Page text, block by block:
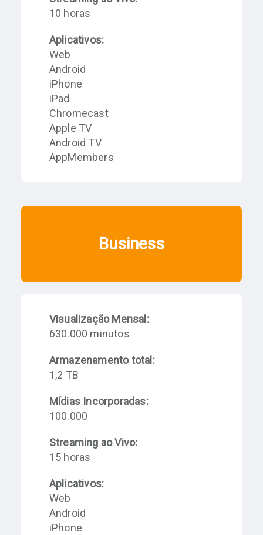
10 horas
Aplicativos:
Web
Android
iPhone
iPad
Chromecast
Apple TV
Android TV
AppMembers
Business
Visualização Mensal:
630.000 minutos
Armazenamento total:
1,2 TB
Mídias Incorporadas:
100.000
Streaming ao Vivo:
15 horas
Aplicativos:
Web
Android
iPhone